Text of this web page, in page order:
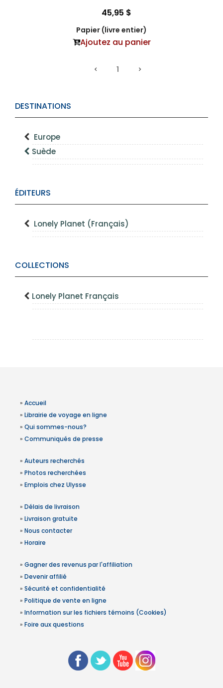
DESTINATIONS
Europe
Suède
ÉDITEURS
Lonely Planet (Français)
COLLECTIONS
Lonely Planet Français
45,95 $
Papier (livre entier)
Ajoutez au panier
1
» Accueil
» Librairie de voyage en ligne
» Qui sommes-nous?
» Communiqués de presse
» Auteurs recherchés
» Photos recherchées
» Emplois chez Ulysse
» Délais de livraison
» Livraison gratuite
» Nous contacter
» Horaire
» Gagner des revenus par l'affiliation
» Devenir affilié
» Sécurité et confidentialité
» Politique de vente en ligne
» Information sur les fichiers témoins (Cookies)
» Foire aux questions